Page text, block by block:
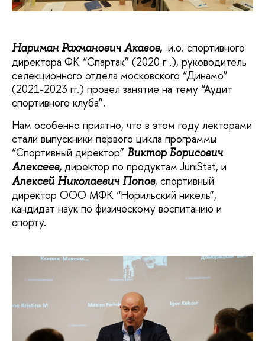
Нариман Рахманович Акавов,и.о. спортивного
директора ФК “Спартак” (2020 г .), руководитель
селекционного отдела московского “Динамо”
(2021-2023 гг.) провел занятие на тему “Аудит
спортивного клуба”.
Нам особенно приятно, что в этом году лекторами
стали выпускники первого цикла программы
“Спортивный директор” Виктор Борисович
Алексеев,директор по продуктам JuniStat, и
Алексей Николаевич Попов, спортивный
директор ООО МФК “Норильский никель”,
кандидат наук по физическому воспитанию и
спорту.